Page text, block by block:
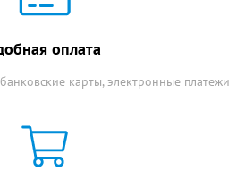
оплата
карты, электронные платежи